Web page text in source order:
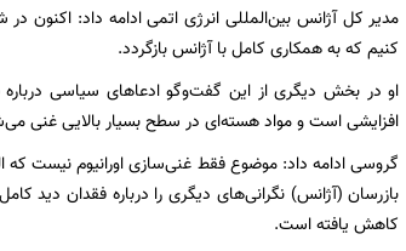
مدیر کل آژانس بین‌المللی انرژی اتمی ادامه داد: اکنون
کنیم که به همکاری کامل با آژانس بازگردد.
او در بخش دیگری از این گفت‌وگو ادعاهای سیاسی درباره
افزایشی است و مواد هسته‌ای در سطح بسیار بالایی غنی
گروسی ادامه داد: موضوع فقط غنی‌سازی اورانیوم نیست که
بازرسان (آژانس) نگرانی‌های دیگری را درباره فقدان
کاهش یافته است.